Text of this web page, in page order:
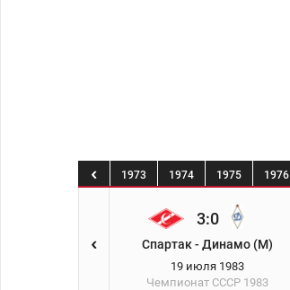
1972 1973 1974 1975 1976
3:0
Спартак - Динамо (М)
19 июля 1983
Чемпионат СССР 1983